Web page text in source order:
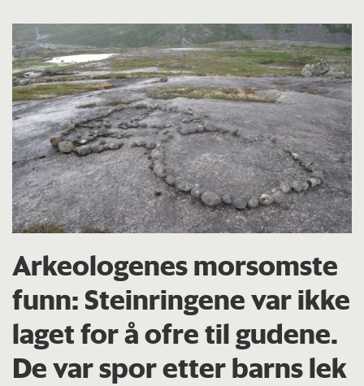
Arkeologenes morsomste
funn: Steinringene var ikke
laget for å ofre til gudene.
De var spor etter barns lek